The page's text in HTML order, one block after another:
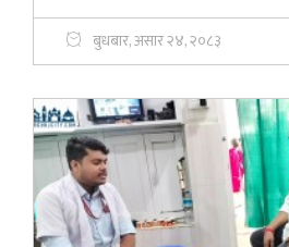
बुधबार, असार २४, २०८३